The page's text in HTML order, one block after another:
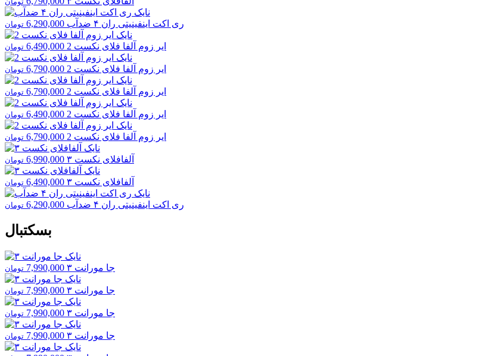
ری اکت اینفینیتی ران ۴ ضدآب 6,290,000 تومان
ایر زوم آلفا فلای نکست 2 6,490,000 تومان
ایر زوم آلفا فلای نکست 2 6,790,000 تومان
ایر زوم آلفا فلای نکست 2 6,790,000 تومان
ایر زوم آلفا فلای نکست 2 6,490,000 تومان
ایر زوم آلفا فلای نکست 2 6,790,000 تومان
آلفافلای نکست ۳ 6,990,000 تومان
آلفافلای نکست ۳ 6,490,000 تومان
ری اکت اینفینیتی ران ۴ ضدآب 6,290,000 تومان
بسکتبال
جا مورانت ۳ 7,990,000 تومان
جا مورانت ۳ 7,990,000 تومان
جا مورانت ۳ 7,990,000 تومان
جا مورانت ۳ 7,990,000 تومان